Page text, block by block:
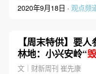
2020年9月18日 · 观点频
【周末特供】要
林地：小兴安岭“
的思考
文｜财新周刊 崔先康